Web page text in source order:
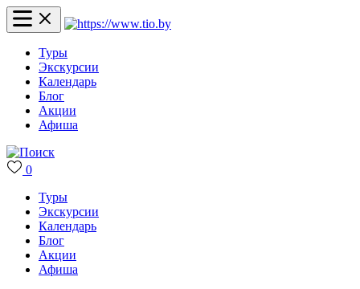
Туры
Экскурсии
Календарь
Блог
Акции
Афиша
0
Туры
Экскурсии
Календарь
Блог
Акции
Афиша